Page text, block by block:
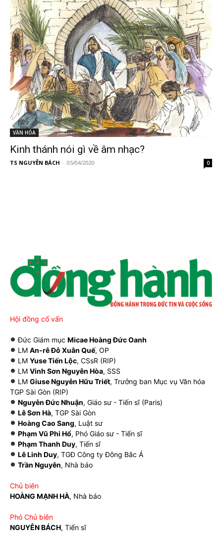
VĂN HÓA
Kinh thánh nói gì về âm nhạc?
TS NGUYỄN BÁCH - 05/04/2020 0
Hội đồng cố vấn
Đức Giám mục Micae Hoàng Đức Oanh
LM An-rê Đỗ Xuân Quế, OP
LM Yuse Tiến Lộc, CSsR (RIP)
LM Vinh Sơn Nguyên Hòa, SSS
LM Giuse Nguyễn Hữu Triết, Trưởng ban Mục vụ Văn hóa
TGP Sài Gòn (RIP)
Nguyễn Đức Nhuận, Giáo sư - Tiến sĩ (Paris)
Lê Sơn Hà, TGP Sài Gòn
Hoàng Cao Sang, Luật sư
Phạm Vũ Phi Hổ, Phó Giáo sư - Tiến sĩ
Phạm Thanh Duy, Tiến sĩ
Lê Linh Duy, TGĐ Công ty Đông Bắc Á
Trần Nguyên, Nhà báo
Chủ biên
HOÀNG MẠNH HÀ, Nhà báo
Phó Chủ biên
NGUYỄN BÁCH, Tiến sĩ